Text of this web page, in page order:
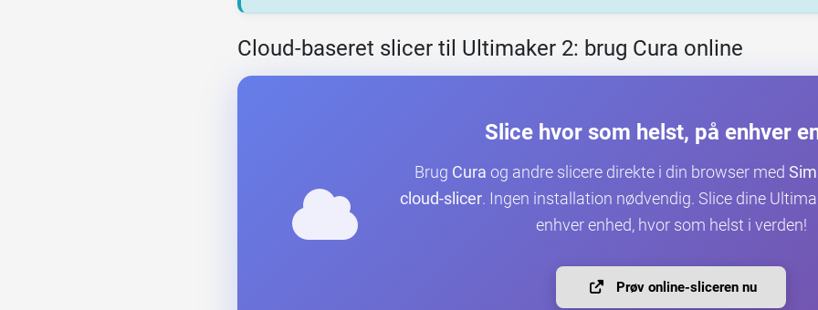
Cloud-baseret slicer til Ultimaker 2: brug Cura online
Slice hvor som helst, på enhver
Brug Cura og andre slicere direkte i din browser med
cloud-slicer. Ingen installation nødvendig. Slice dine
enhver enhed, hvor som helst i verden!
Prøv online-sliceren nu